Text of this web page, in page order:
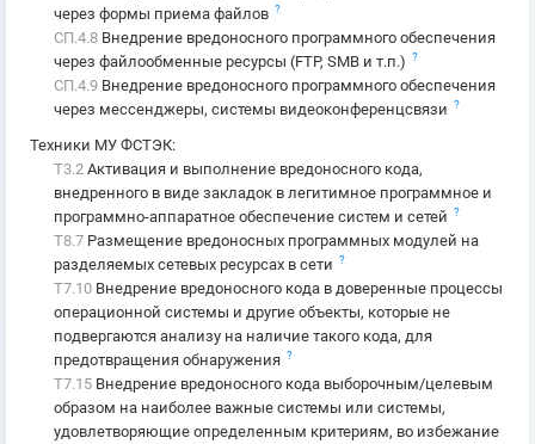
через формы приема файлов ?
СП.4.8 Внедрение вредоносного программного обеспечения
через файлообменные ресурсы (FTP, SMB и т.п.) ?
СП.4.9 Внедрение вредоносного программного обеспечения
через мессенджеры, системы видеоконференцсвязи ?
Техники МУ ФСТЭК:
T3.2 Активация и выполнение вредоносного кода,
внедренного в виде закладок в легитимное программное и
программно-аппаратное обеспечение систем и сетей ?
T8.7 Размещение вредоносных программных модулей на
разделяемых сетевых ресурсах в сети ?
T7.10 Внедрение вредоносного кода в доверенные процессы
операционной системы и другие объекты, которые не
подвергаются анализу на наличие такого кода, для
предотвращения обнаружения ?
T7.15 Внедрение вредоносного кода выборочным/целевым
образом на наиболее важные системы или системы,
удовлетворяющие определенным критериям, во избежание